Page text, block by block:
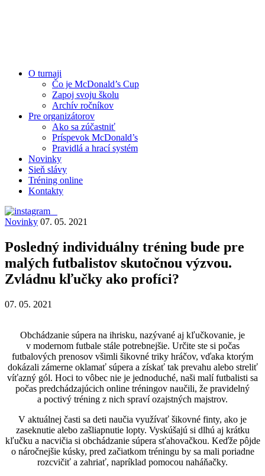
O turnaji
Čo je McDonald’s Cup
Zapoj svoju školu
Archív ročníkov
Pre organizátorov
Ako sa zúčastniť
Príspevok McDonald’s
Pravidlá a hrací systém
Novinky
Sieň slávy
Tréning online
Kontakty
Novinky 07. 05. 2021
Posledný individuálny tréning bude pre
malých futbalistov skutočnou výzvou.
Zvládnu kľučky ako profíci?
07. 05. 2021
Obchádzanie súpera na ihrisku, nazývané aj kľučkovanie, je
v modernom futbale stále potrebnejšie. Určite ste si počas
futbalových prenosov všimli šikovné triky hráčov, vďaka ktorým
dokázali zámerne oklamať súpera a získať tak prevahu alebo streliť
víťazný gól. Hoci to vôbec nie je jednoduché, naši malí futbalisti sa
počas predchádzajúcich online tréningov naučili, že pravidelný
a poctivý tréning z nich spraví ozajstných majstrov.
V aktuálnej časti sa deti naučia využívať šikovné finty, ako je
zaseknutie alebo zašliapnutie lopty. Vyskúšajú si dlhú aj krátku
kľučku a nacvičia si obchádzanie súpera sťahovačkou. Keďže pôjde
o náročnejšie kúsky, pred začiatkom tréningu by sa mali poriadne
rozcvičiť a zahriať, napríklad pomocou naháňačky.